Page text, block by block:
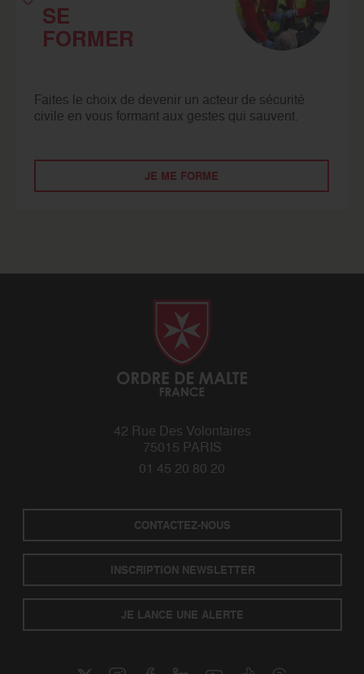
SE
FORMER
Faites le choix de devenir un acteur de sécurité
civile en vous formant aux gestes qui sauvent.
JE ME FORME
42 Rue Des Volontaires
75015 PARIS
01 45 20 80 20
CONTACTEZ-NOUS
INSCRIPTION NEWSLETTER
JE LANCE UNE ALERTE